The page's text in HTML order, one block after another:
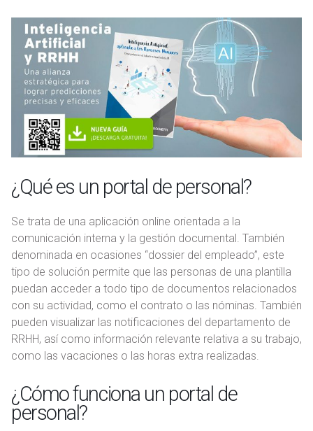
¿Qué es un portal de personal?
Se trata de una aplicación online orientada a la
comunicación interna y la gestión documental. También
denominada en ocasiones “dossier del empleado”, este
tipo de solución permite que las personas de una plantilla
puedan acceder a todo tipo de documentos relacionados
con su actividad, como el contrato o las nóminas. También
pueden visualizar las notificaciones del departamento de
RRHH, así como información relevante relativa a su trabajo,
como las vacaciones o las horas extra realizadas.
¿Cómo funciona un portal de
personal?